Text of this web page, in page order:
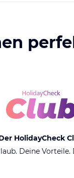
HolidayCheck
Deine Vorteile.